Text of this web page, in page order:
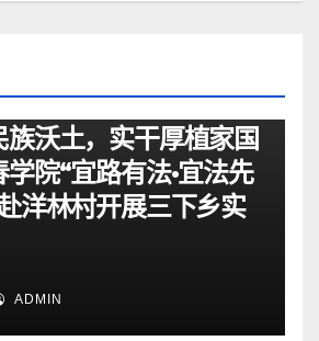
族沃土，实干厚植家国
院“宜路有法•宜法先
洋林村开展三下乡实
ADMIN